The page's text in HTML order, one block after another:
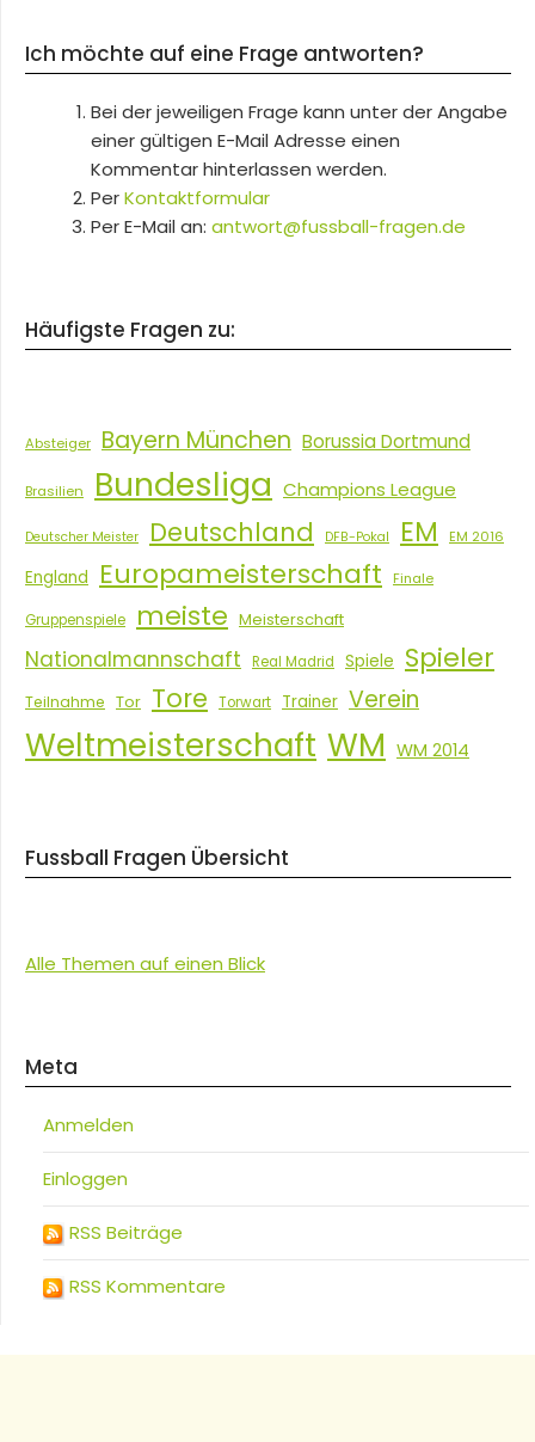
Ich möchte auf eine Frage antworten?
Bei der jeweiligen Frage kann unter der Angabe
einer gültigen E-Mail Adresse einen
Kommentar hinterlassen werden.
PerKontaktformular
Per E-Mail an: antwort@fussball-fragen.de
Häufigste Fragen zu:
Absteiger Bayern München Borussia Dortmund
Brasilien Bundesliga Champions League
Deutscher Meister Deutschland DFB-Pokal EM EM 2016
England Europameisterschaft Finale
Gruppenspiele meiste Meisterschaft
Nationalmannschaft Real Madrid Spiele Spieler
Teilnahme Tor Tore Torwart Trainer Verein
Weltmeisterschaft WM WM 2014
Fussball Fragen Übersicht
Alle Themen auf einen Blick
Meta
Anmelden
Einloggen
RSS Beiträge
RSS Kommentare